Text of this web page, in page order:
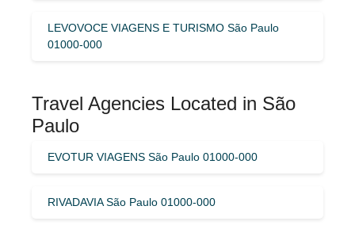
LEVOVOCE VIAGENS E TURISMO São Paulo
01000-000
Travel Agencies Located in São
Paulo
EVOTUR VIAGENS São Paulo 01000-000
RIVADAVIA São Paulo 01000-000